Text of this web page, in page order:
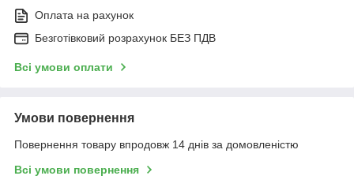
Оплата на рахунок
Безготівковий розрахунок БЕЗ ПДВ
Всі умови оплати
Умови повернення
Повернення товару впродовж 14 днів за домовленістю
Всі умови повернення